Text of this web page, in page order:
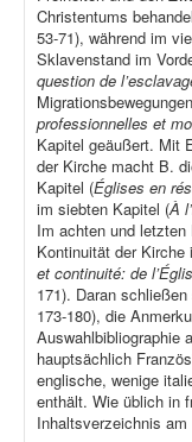
Christentums
53-71), während im
Sklavenstand im
question de
professionnelles et
Kapitel geäußert. Mit
der Kirche macht B.
Kapitel (Églises en
im siebten Kapitel (À
Im achten und
Kontinuität der
et continuité: de
171). Daran
173-180), die
Auswahlbibliographie
hauptsächlich
englische, wenige
enthält. Wie üblich in
Inhaltsverzeichnis